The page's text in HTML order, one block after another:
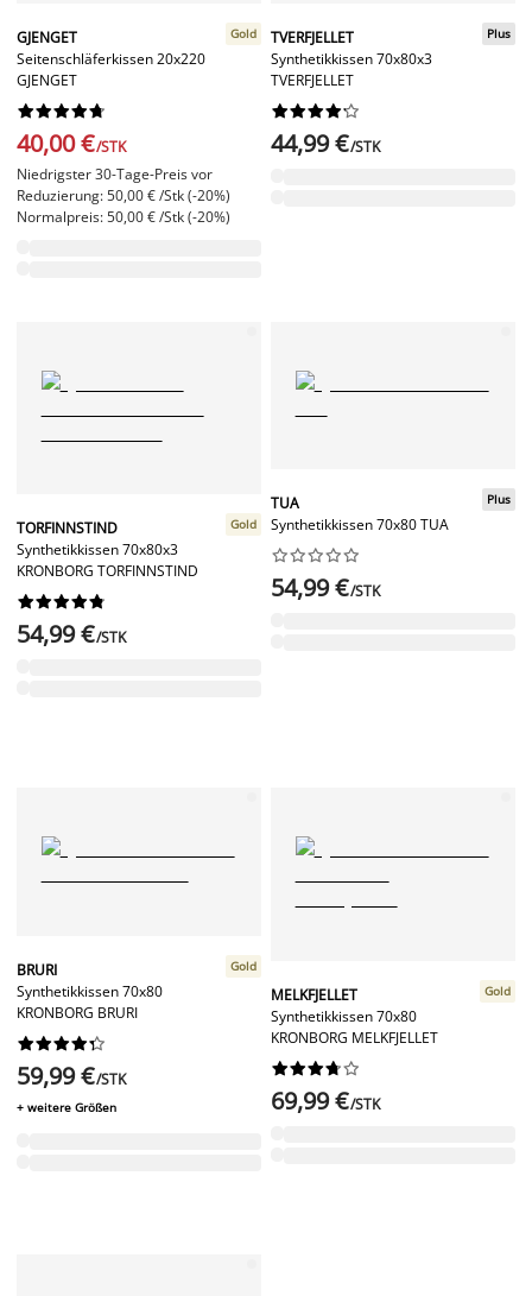
GJENGET
Seitenschläferkissen 20x220
GJENGET
Gold






40,00 €/STK
Niedrigster 30-Tage-Preis vor
Reduzierung: 50,00 € /Stk (-20%)
Normalpreis: 50,00 € /Stk (-20%)
TVERFJELLET
Synthetikkissen 70x80x3
TVERFJELLET
Plus






44,99 €/STK
TORFINNSTIND
Synthetikkissen 70x80x3
KRONBORG TORFINNSTIND
Gold






54,99 €/STK
TUA
Synthetikkissen 70x80 TUA
Plus






54,99 €/STK
BRURI
Synthetikkissen 70x80
KRONBORG BRURI
Gold






59,99 €/STK
+ weitere Größen
MELKFJELLET
Synthetikkissen 70x80
KRONBORG MELKFJELLET
Gold






69,99 €/STK